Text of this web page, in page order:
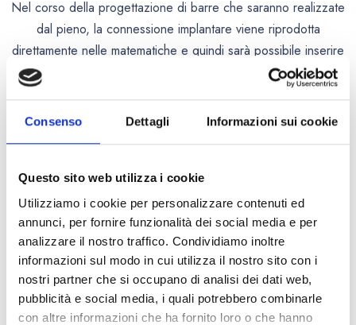
Consenso Dettagli Informazioni sui cookie
Questo sito web utilizza i cookie
Utilizziamo i cookie per personalizzare contenuti ed
annunci, per fornire funzionalità dei social media e per
analizzare il nostro traffico. Condividiamo inoltre
informazioni sul modo in cui utilizza il nostro sito con i
nostri partner che si occupano di analisi dei dati web,
pubblicità e social media, i quali potrebbero combinarle
con altre informazioni che ha fornito loro o che hanno
Nel corso della progettazione di barre che saranno realizzate
dal pieno, la connessione implantare viene riprodotta
direttamente nelle matematiche e quindi sarà possibile inserire
La scelta del laser melting, invece, porta a dover scendere ad
un compromesso in quanto l’uso di connessioni anti-rotazionali
I layer, naturalmente presenti nella produzione in laser melting,
possono creare interferenze nelle connessioni; per questo si
suggerisce diavere l’accortezza di utilizzare connessioni
rotazionali, adatte anche all'uso di T-base